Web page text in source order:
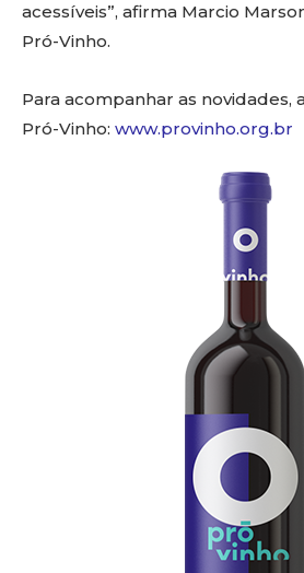
acessíveis”, afirma Marcio
Pró-Vinho.
Para acompanhar as novidades,
Pró-Vinho: www.provinho.org.br